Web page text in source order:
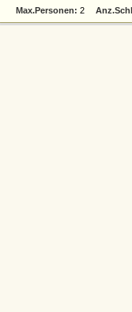
Max.Personen: 2